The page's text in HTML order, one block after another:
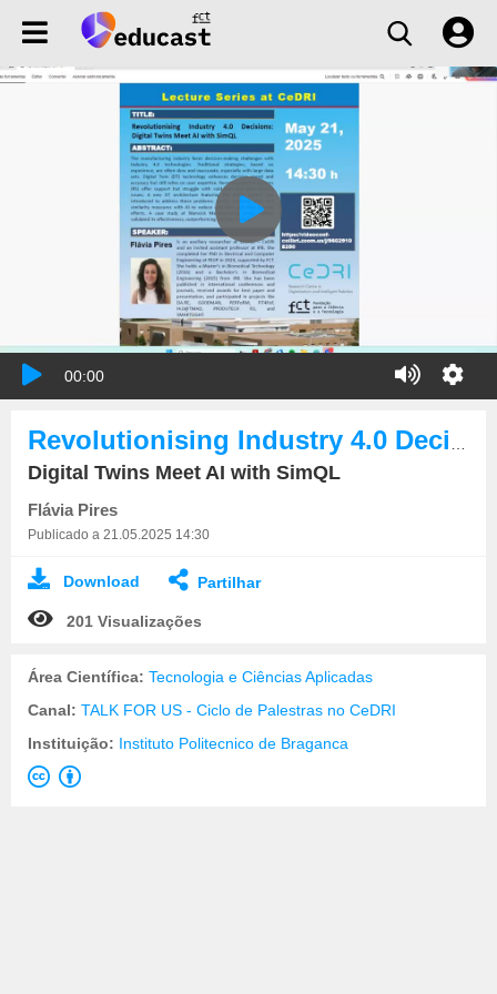
00:00
Digital Twins Meet AI with SimQL
Flávia Pires
Publicado a 21.05.2025 14:30
Download Partilhar
201 Visualizações
Área Científica: Tecnologia e Ciências Aplicadas
Canal: TALK FOR US - Ciclo de Palestras no CeDRI
Instituição: Instituto Politecnico de Braganca